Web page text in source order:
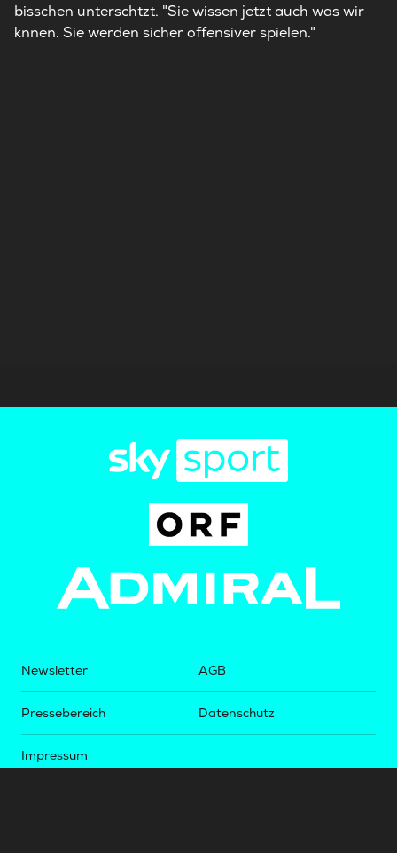
bisschen unterschtzt. "Sie wissen jetzt auch was wir
knnen. Sie werden sicher offensiver spielen."
Newsletter
Pressebereich
Impressum
AGB
Datenschutz